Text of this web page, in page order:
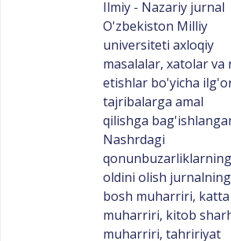
Ilmiy - Nazariy jurnal
O'zbekiston Milliy
universiteti axloqiy
masalalar, xatolar va
etishlar bo'yicha
tajribalarga amal
qilishga
Nashrdagi
qonunbuzarliklarning
oldini olish jurnalning
bosh muharriri, katta
muharriri, kitob
muharriri, tahririyat